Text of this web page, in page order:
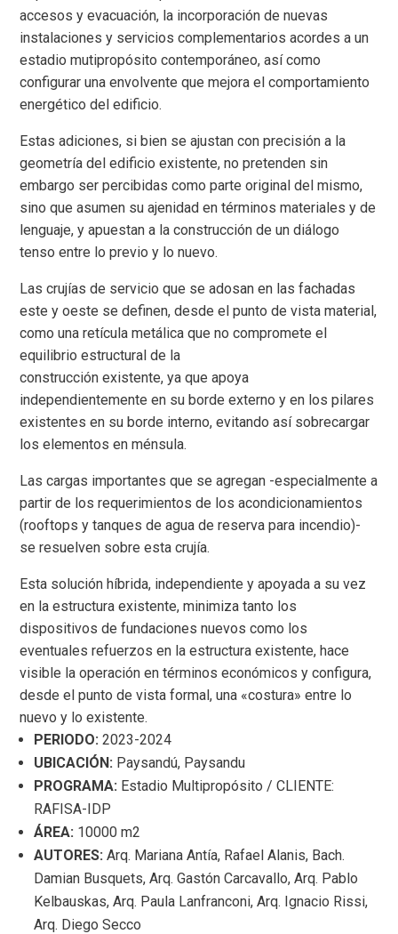
accesos y evacuación, la incorporación de nuevas
instalaciones y servicios complementarios acordes a un
estadio mutipropósito contemporáneo, así como
configurar una envolvente que mejora el comportamiento
energético del edificio.
Estas adiciones, si bien se ajustan con precisión a la
geometría del edificio existente, no pretenden sin
embargo ser percibidas como parte original del mismo,
sino que asumen su ajenidad en términos materiales y de
lenguaje, y apuestan a la construcción de un diálogo
tenso entre lo previo y lo nuevo.
Las crujías de servicio que se adosan en las fachadas
este y oeste se definen, desde el punto de vista material,
como una retícula metálica que no compromete el
equilibrio estructural de la
construcción existente, ya que apoya
independientemente en su borde externo y en los pilares
existentes en su borde interno, evitando así sobrecargar
los elementos en ménsula.
Las cargas importantes que se agregan -especialmente a
partir de los requerimientos de los acondicionamientos
(rooftops y tanques de agua de reserva para incendio)-
se resuelven sobre esta crujía.
Esta solución híbrida, independiente y apoyada a su vez
en la estructura existente, minimiza tanto los
dispositivos de fundaciones nuevos como los
eventuales refuerzos en la estructura existente, hace
visible la operación en términos económicos y configura,
desde el punto de vista formal, una «costura» entre lo
nuevo y lo existente.
PERIODO: 2023-2024
UBICACIÓN: Paysandú, Paysandu
PROGRAMA: Estadio Multipropósito / CLIENTE:
RAFISA-IDP
ÁREA: 10000 m2
AUTORES: Arq. Mariana Antía, Rafael Alanis, Bach.
Damian Busquets, Arq. Gastón Carcavallo, Arq. Pablo
Kelbauskas, Arq. Paula Lanfranconi, Arq. Ignacio Rissi,
Arq. Diego Secco